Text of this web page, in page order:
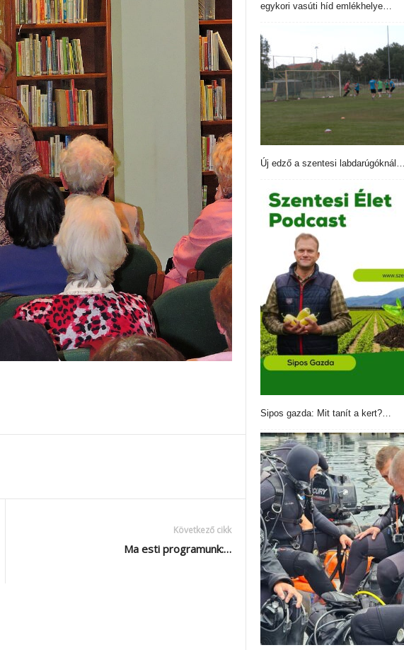
Következő cikk
Ma esti programunk:…
egykori vasúti híd emlékhelye…
Új edző a szentesi labdarúgóknál…
Sipos gazda: Mit tanít a kert?…